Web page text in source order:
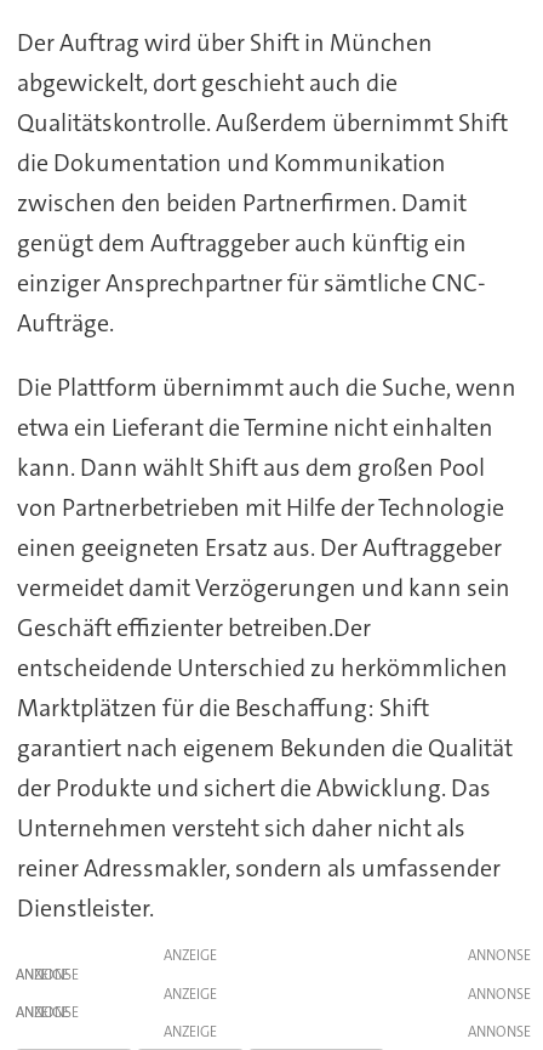
Der Auftrag wird über Shift in München
abgewickelt, dort geschieht auch die
Qualitätskontrolle. Außerdem übernimmt Shift
die Dokumentation und Kommunikation
zwischen den beiden Partnerfirmen. Damit
genügt dem Auftraggeber auch künftig ein
einziger Ansprechpartner für sämtliche CNC-
Aufträge.
Die Plattform übernimmt auch die Suche, wenn
etwa ein Lieferant die Termine nicht einhalten
kann. Dann wählt Shift aus dem großen Pool
von Partnerbetrieben mit Hilfe der Technologie
einen geeigneten Ersatz aus. Der Auftraggeber
vermeidet damit Verzögerungen und kann sein
Geschäft effizienter betreiben.Der
entscheidende Unterschied zu herkömmlichen
Marktplätzen für die Beschaffung: Shift
garantiert nach eigenem Bekunden die Qualität
der Produkte und sichert die Abwicklung. Das
Unternehmen versteht sich daher nicht als
reiner Adressmakler, sondern als umfassender
Dienstleister.
ANZEIGE
ANZEIGE
ANZEIGE
ANZEIGE
ANZEIGE